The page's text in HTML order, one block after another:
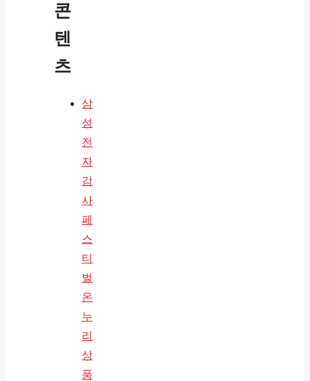
콘
텐
츠
삼
성
전
자
감
사
페
스
티
벌
온
누
리
상
품